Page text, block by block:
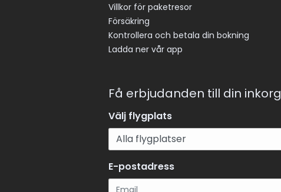
Villkor för paketresor
Försäkring
Kontrollera och betala din bokning
Ladda ner vår app
Få erbjudanden till din inkorg
Välj flygplats
E-postadress